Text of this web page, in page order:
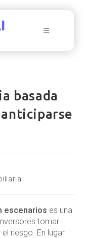
basada
escenarios es una
tomar
riesgo. En lugar